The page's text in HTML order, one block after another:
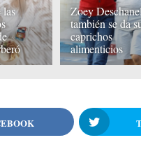
las
Zoey
también se da
caprichos
alimenticios